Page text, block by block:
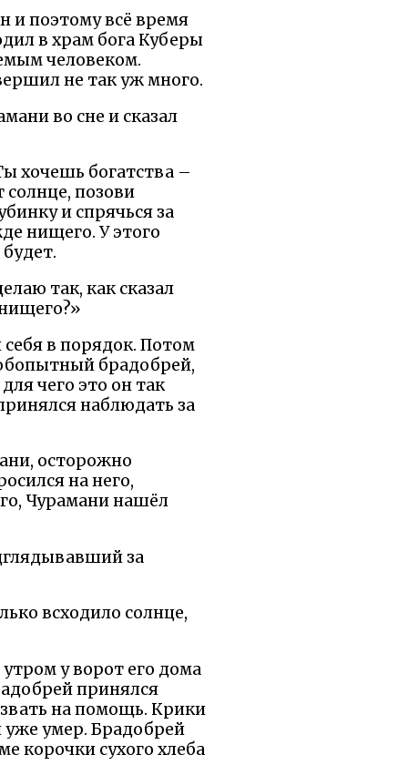
и поэтому всё время
в храм бога Куберы
человеком.
не так уж много.
во сне и сказал
хочешь богатства –
солнце, позови
и спрячься за
нищего. У этого
так, как сказал
в порядок. Потом
брадобрей,
чего это он так
наблюдать за
осторожно
на него,
Чурамани нашёл
за
всходило солнце,
у ворот его дома
принялся
на помощь. Крики
уже умер. Брадобрей
корочки сухого хлеба